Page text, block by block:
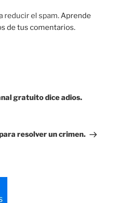
reducir el spam.Aprende
de tus comentarios.
gratuito dice adios.
resolver un crimen.